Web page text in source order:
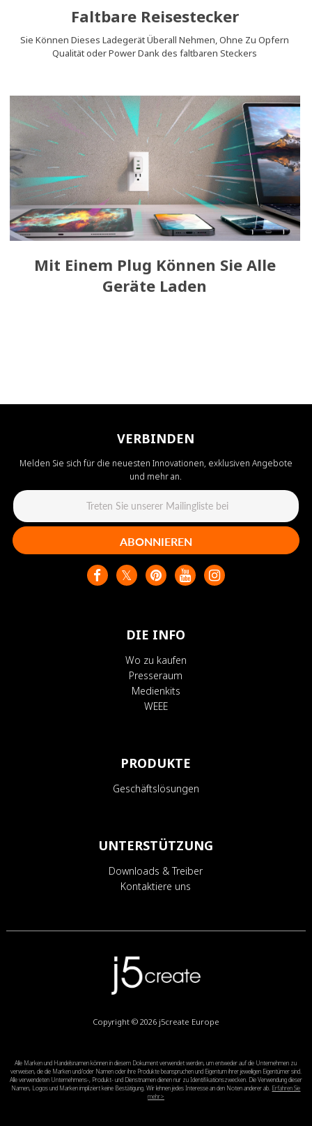
Faltbare Reisestecker
Sie Können Dieses Ladegerät Überall Nehmen, Ohne Zu Opfern
Qualität oder Power Dank des faltbaren Steckers
Mit Einem Plug Können Sie Alle
Geräte Laden
DIE INFO
Wo zu kaufen
Presseraum
Medienkits
WEEE
PRODUKTE
Geschäftslösungen
UNTERSTÜTZUNG
Downloads & Treiber
Kontaktiere uns
VERBINDEN
Melden Sie sich für die neuesten Innovationen, exklusiven Angebote
und mehr an.
ABONNIEREN
Copyright © 2026 j5create Europe
Alle Marken und Handelsnamen können in diesem Dokument verwendet werden, um entweder auf die Unternehmen zu
verweisen, die die Marken und/oder Namen oder ihre Produkte beanspruchen und Eigentum ihrer jeweiligen Eigentümer sind.
Alle verwendeten Unternehmens-, Produkt- und Dienstnamen dienen nur zu Identifikationszwecken. Die Verwendung dieser
Namen, Logos und Marken impliziert keine Bestätigung. Wir lehnen jedes Interesse an den Noten anderer ab. Erfahren Sie
mehr>